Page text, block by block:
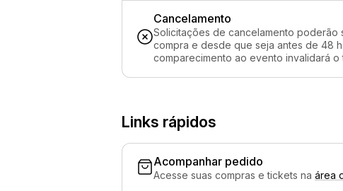
Cancelamento
Solicitações de cancelamento poderão
compra e desde que seja antes de 48
comparecimento ao evento invalidará
Links rápidos
Acompanhar pedido
Acesse suas compras e tickets na área